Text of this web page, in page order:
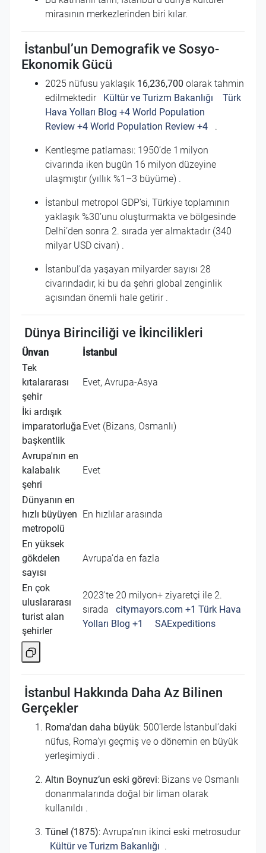
mirasının merkezlerinden biri kılar.
İstanbul’un Demografik ve Sosyo-
Ekonomik Gücü
2025 nüfusu yaklaşık 16,236,700 olarak tahmin
edilmektedir
Kültür ve Turizm Bakanlığı
Türk
Hava Yolları Blog +4 World Population
Review +4 World Population Review +4 .
Kentleşme patlaması: 1950’de 1 milyon
civarında iken bugün 16 milyon düzeyine
ulaşmıştır (yıllık %1–3 büyüme) .
İstanbul metropol GDP’si, Türkiye toplamının
yaklaşık %30’unu oluşturmakta ve bölgesinde
Delhi’den sonra 2. sırada yer almaktadır (340
milyar USD civarı) .
İstanbul’da yaşayan milyarder sayısı 28
civarındadır, ki bu da şehri global zenginlik
açısından önemli hale getirir.
Dünya Birinciliği ve İkincilikleri
Ünvan
İstanbul
Tek
kıtalararası
şehir
Evet, Avrupa-Asya
İki ardışık
imparatorluğa
başkentlik
Evet (Bizans, Osmanlı)
Avrupa'nın en
kalabalık
şehri
Evet
Dünyanın en
hızlı büyüyen
metropolü
En hızlılar arasında
En yüksek
gökdelen
sayısı
Avrupa’da en fazla
En çok
uluslararası
turist alan
şehirler
2023'te 20 milyon+ ziyaretçi ile 2.
sırada
citymayors.com +1 Türk Hava
Yolları Blog +1 SAExpeditions
İstanbul Hakkında Daha Az Bilinen
Gerçekler
Roma'dan daha büyük: 500’lerde İstanbul’daki
nüfus, Roma’yı geçmiş ve o dönemin en büyük
yerleşimiydi .
Altın Boynuz’un eski görevi: Bizans ve Osmanlı
donanmalarında doğal bir liman olarak
kullanıldı .
Tünel (1875): Avrupa’nın ikinci eski metrosudur
Kültür ve Turizm Bakanlığı .